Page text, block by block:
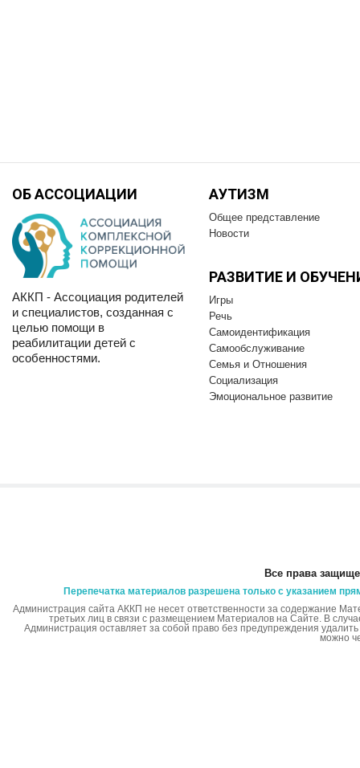
ОБ АССОЦИАЦИИ
АККП - Ассоциация родителей
и специалистов, созданная с
целью помощи в
реабилитации детей с
особенностями.
АУТИЗМ
Общее представление
Новости
РАЗВИТИЕ И
Игры
Речь
Самоидентификация
Самообслуживание
Семья и Отношения
Социализация
Эмоциональное развитие
Все права
Перепечатка материалов разрешена только с указанием
Администрация сайта АККП не несет ответственности за содержание
третьих лиц в связи с размещением Материалов на Сайте. В
Администрация оставляет за собой право без предупреждения
можно